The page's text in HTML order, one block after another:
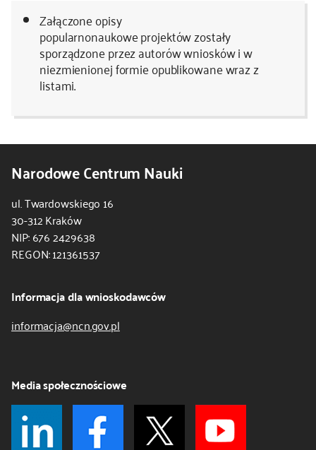
Załączone opisy
popularnonaukowe projektów zostały
sporządzone przez autorów wniosków i w
niezmienionej formie opublikowane wraz z
listami.
Narodowe Centrum Nauki
ul. Twardowskiego 16
30-312 Kraków
NIP: 676 2429638
REGON: 121361537
Informacja dla wnioskodawców
informacja@ncn.gov.pl
Media społecznościowe